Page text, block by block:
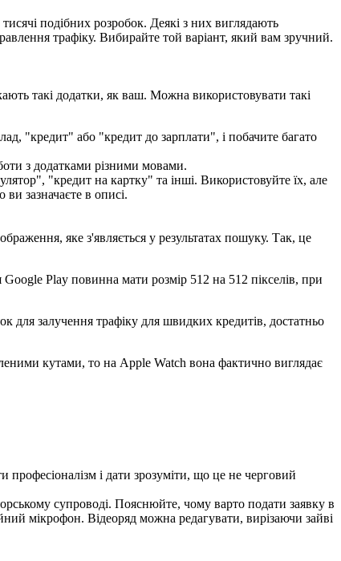
подібних розробок. Деякі з них виглядають
трафіку. Вибирайте той варіант, який вам зручний.
такі додатки, як ваш. Можна використовувати такі
"кредит" або "кредит до зарплати", і побачите багато
з додатками різними мовами.
"кредит на картку" та інші. Використовуйте їх, але
зазначаєте в описі.
яке з'являється у результатах пошуку. Так, це
Play повинна мати розмір 512 на 512 пікселів, при
для залучення трафіку для швидких кредитів, достатньо
кутами, то на Apple Watch вона фактично виглядає
і дати зрозуміти, що це не черговий
супроводі. Пояснюйте, чому варто подати заявку в
мікрофон. Відеоряд можна редагувати, вирізаючи зайві